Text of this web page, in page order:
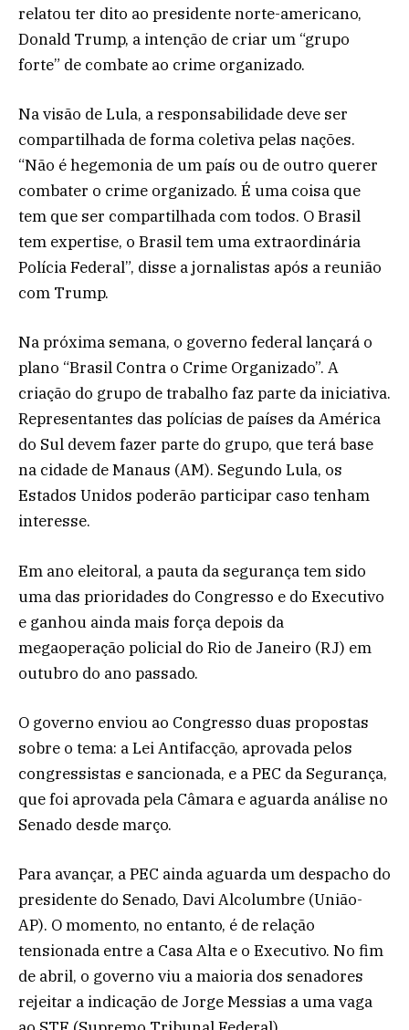
relatou ter dito ao presidente norte-americano,
Donald Trump, a intenção de criar um “grupo
forte” de combate ao crime organizado.
Na visão de Lula, a responsabilidade deve ser
compartilhada de forma coletiva pelas nações.
“Não é hegemonia de um país ou de outro querer
combater o crime organizado. É uma coisa que
tem que ser compartilhada com todos. O Brasil
tem expertise, o Brasil tem uma extraordinária
Polícia Federal”, disse a jornalistas após a reunião
com Trump.
Na próxima semana, o governo federal lançará o
plano “Brasil Contra o Crime Organizado”. A
criação do grupo de trabalho faz parte da iniciativa.
Representantes das polícias de países da América
do Sul devem fazer parte do grupo, que terá base
na cidade de Manaus (AM). Segundo Lula, os
Estados Unidos poderão participar caso tenham
interesse.
Em ano eleitoral, a pauta da segurança tem sido
uma das prioridades do Congresso e do Executivo
e ganhou ainda mais força depois da
megaoperação policial do Rio de Janeiro (RJ) em
outubro do ano passado.
O governo enviou ao Congresso duas propostas
sobre o tema: a Lei Antifacção, aprovada pelos
congressistas e sancionada, e a PEC da Segurança,
que foi aprovada pela Câmara e aguarda análise no
Senado desde março.
Para avançar, a PEC ainda aguarda um despacho do
presidente do Senado, Davi Alcolumbre (União-
AP). O momento, no entanto, é de relação
tensionada entre a Casa Alta e o Executivo. No fim
de abril, o governo viu a maioria dos senadores
rejeitar a indicação de Jorge Messias a uma vaga